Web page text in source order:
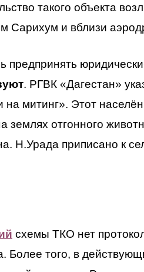
такого объекта
Сарихум и вблизи
предпринять
. РГВК «Дагестан»
на митинг». Этот
землях отгонного
Н.Урада приписано к
схемы ТКО нет
Более того, в